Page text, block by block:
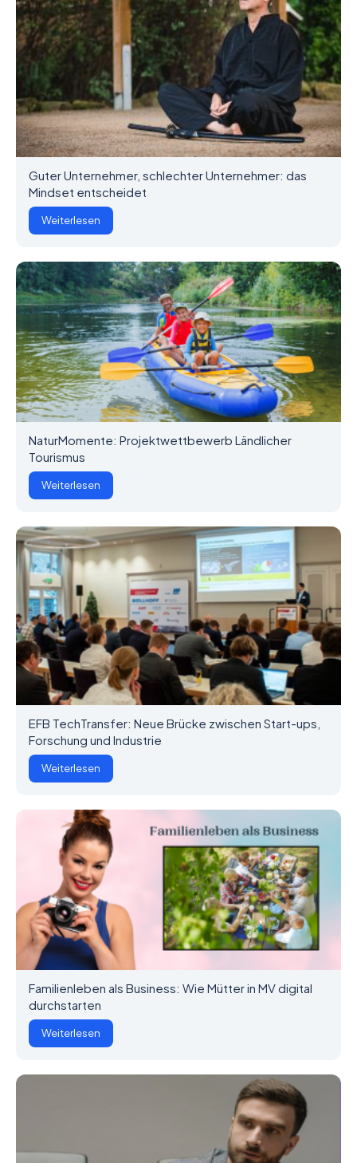
Guter Unternehmer, schlechter Unternehmer: das
Mindset entscheidet
Weiterlesen
NaturMomente: Projektwettbewerb Ländlicher
Tourismus
Weiterlesen
EFB TechTransfer: Neue Brücke zwischen Start-ups,
Forschung und Industrie
Weiterlesen
Familienleben als Business: Wie Mütter in MV digital
durchstarten
Weiterlesen